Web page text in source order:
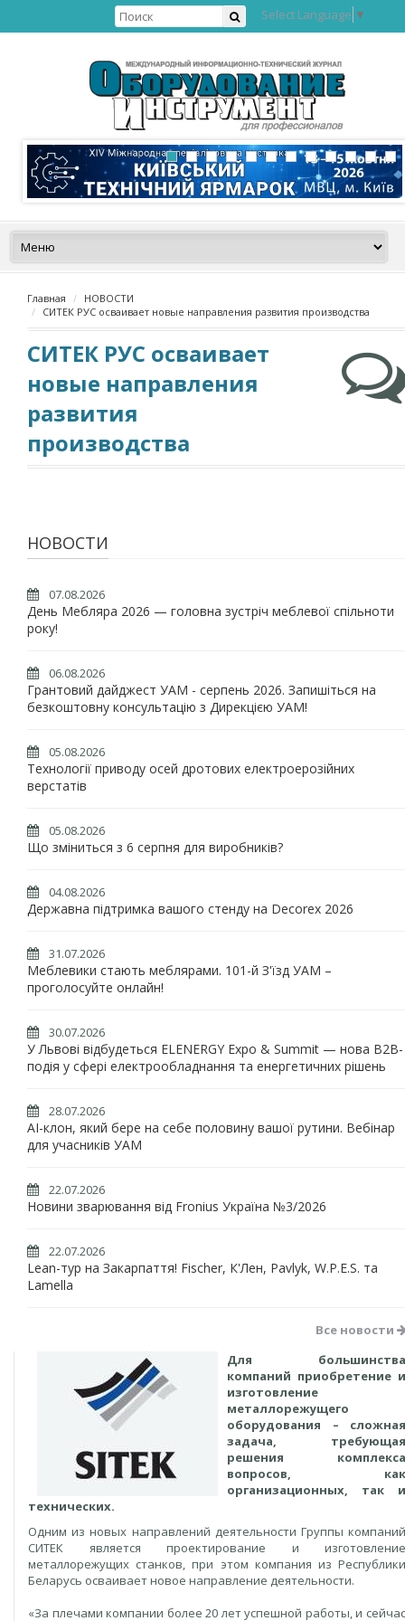
Select Language ▼
Главная
НОВОСТИ
СИТЕК РУС осваивает новые направления развития производства
СИТЕК РУС осваивает
новые направления
развития
производства
НОВОСТИ
07.08.2026
День Мебляра 2026 — головна зустріч меблевої спільноти
року!
06.08.2026
Грантовий дайджест УАМ - серпень 2026. Запишіться на
безкоштовну консультацію з Дирекцією УАМ!
05.08.2026
Технології приводу осей дротових електроерозійних
верстатів
05.08.2026
Що зміниться з 6 серпня для виробників?
04.08.2026
Державна підтримка вашого стенду на Decorex 2026
31.07.2026
Меблевики стають меблярами. 101-й З'їзд УАМ –
проголосуйте онлайн!
30.07.2026
У Львові відбудеться ELENERGY Expo & Summit — нова B2B-
подія у сфері електрообладнання та енергетичних рішень
28.07.2026
AI-клон, який бере на себе половину вашої рутини. Вебінар
для учасників УАМ
22.07.2026
Новини зварювання від Fronius Україна №3/2026
22.07.2026
Lean-тур на Закарпаття! Fischer, К'Лен, Pavlyk, W.P.E.S. та
Lamella
Все новости
Для большинства
компаний приобретение и
изготовление
металлорежущего
оборудования – сложная
задача, требующая
решения комплекса
вопросов, как
организационных, так и
технических.
Одним из новых направлений деятельности Группы компаний
СИТЕК является проектирование и изготовление
металлорежущих станков, при этом компания из Республики
Беларусь осваивает новое направление деятельности.
«За плечами компании более 20 лет успешной работы, и сейчас